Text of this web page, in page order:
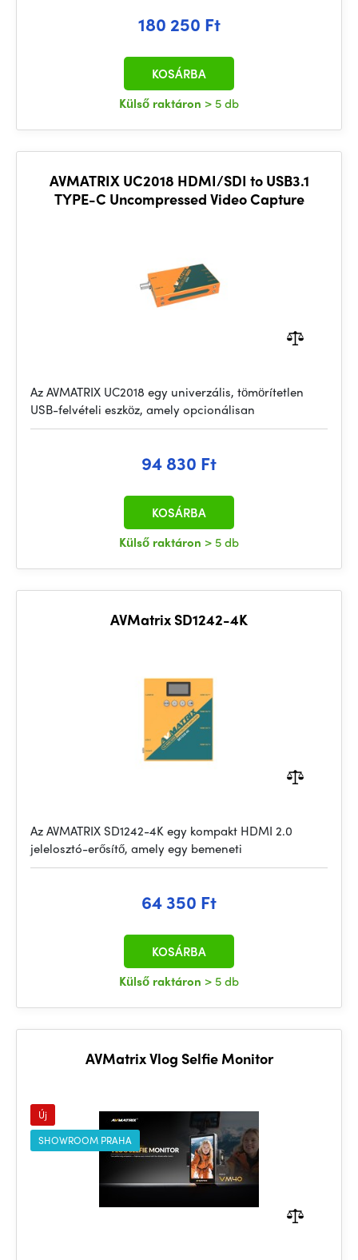
180 250 Ft
Külső raktáron > 5 db
KOSÁRBA
AVMATRIX UC2018 HDMI/SDI to USB3.1
TYPE-C Uncompressed Video Capture
Az AVMATRIX UC2018 egy univerzális, tömörítetlen
USB-felvételi eszköz, amely opcionálisan
94 830 Ft
Külső raktáron > 5 db
KOSÁRBA
AVMatrix SD1242-4K
Az AVMATRIX SD1242-4K egy kompakt HDMI 2.0
jelelosztó-erősítő, amely egy bemeneti
64 350 Ft
Külső raktáron > 5 db
KOSÁRBA
AVMatrix Vlog Selfie Monitor
Új
SHOWROOM PRAHA